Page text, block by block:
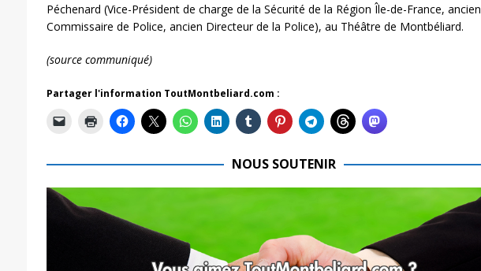
Péchenard (Vice-Président de charge de la Sécurité de la Région Île-de-France, ancien
Commissaire de Police, ancien Directeur de la Police), au Théâtre de Montbéliard.
(source communiqué)
Partager l'information ToutMontbeliard.com :
NOUS SOUTENIR